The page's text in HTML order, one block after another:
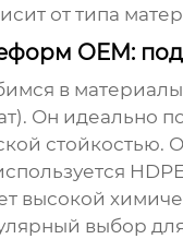
от типа
OEM:
в
. Он идеально
стойкостью.
высокой
выбор